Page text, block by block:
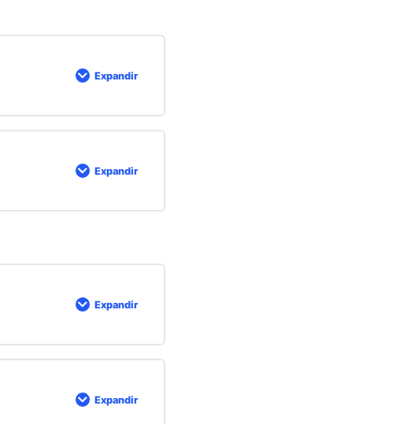
Expandir
Expandir
Expandir
Expandir